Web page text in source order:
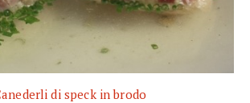
di speck in brodo